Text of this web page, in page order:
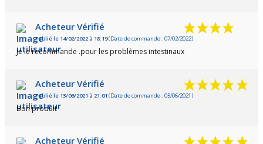
Acheteur Vérifié
Publié le 14/02/2022 à 18:19(Date de commande : 07/02/2022)
Je le recommande .pour les problèmes intestinaux
Acheteur Vérifié
Publié le 13/06/2021 à 21:01 (Date de commande : 05/06/2021)
Bon produit
Acheteur Vérifié